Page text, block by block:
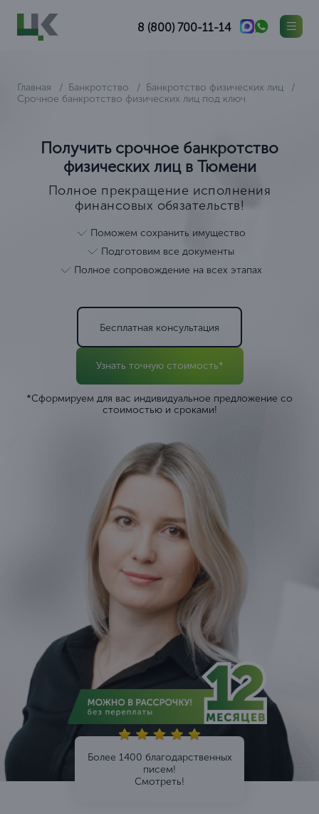
8 (800) 700-11-14
Главная Банкротство
Банкротство физических лиц
Срочное банкротство физических лиц под ключ
Получить срочное банкротство
физических лиц в Тюмени
Полное прекращение исполнения
финансовых обязательств!
Поможем сохранить имущество
Подготовим все документы
Полное сопровождение на всех этапах
Бесплатная консультация
Узнать точную стоимость*
*Сформируем для вас индивидуальное предложение со
стоимостью и сроками!
Более 1400 благодарственных
писем!
Смотреть!